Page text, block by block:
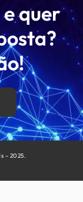
quer
– 2025.